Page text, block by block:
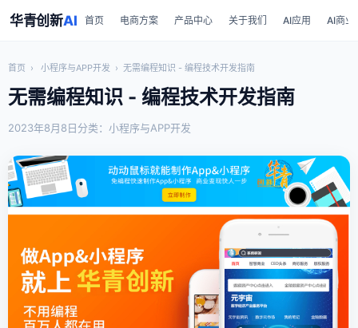
华青创新AI 首页 电商方案 产品中心 关于我们 AI应用 AI商业
首页 › 小程序与APP开发 › 无需编程知识 - 编程技术开发指南
无需编程知识 - 编程技术开发指南
2023年8月8日分类：小程序与APP开发